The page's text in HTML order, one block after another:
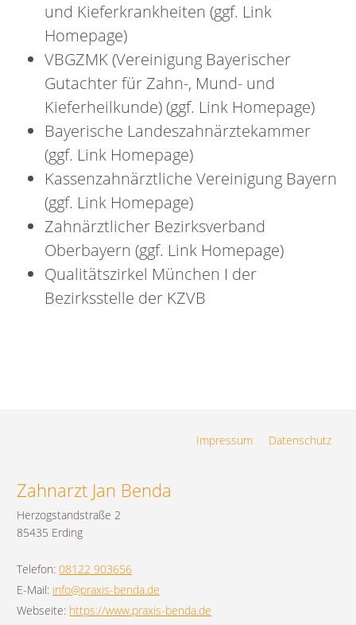
und Kieferkrankheiten (ggf. Link
Homepage)
VBGZMK (Vereinigung Bayerischer
Gutachter für Zahn-, Mund- und
Kieferheilkunde) (ggf. Link Homepage)
Bayerische Landeszahnärztekammer
(ggf. Link Homepage)
Kassenzahnärztliche Vereinigung Bayern
(ggf. Link Homepage)
Zahnärztlicher Bezirksverband
Oberbayern (ggf. Link Homepage)
Qualitätszirkel München I der
Bezirksstelle der KZVB
Impressum Datenschutz
Zahnarzt Jan Benda
Herzogstandstraße 2
85435 Erding
Telefon:08122 903656
E-Mail: info@praxis-benda.de
Webseite: https://www.praxis-benda.de